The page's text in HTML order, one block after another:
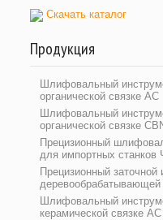
Скачать каталог
Продукция
Шлифовальный
органической связке АС
Шлифовальный
органической связке
Прецизионный
для импортных станков
Прецизионный заточной
деревообрабатывающей
Шлифовальный
керамической связке АС